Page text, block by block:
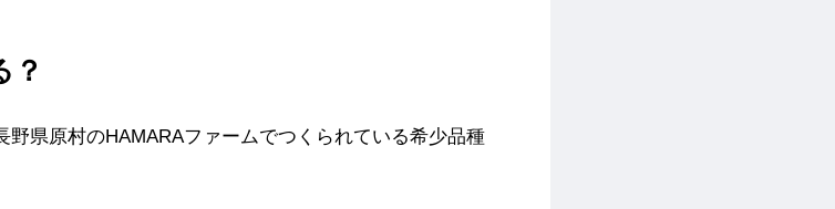
？
野県原村のHAMARAファームでつくられている希少品種